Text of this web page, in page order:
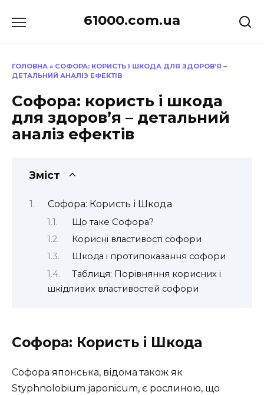
до
61000.com.ua
ГОЛОВНА » СОФОРА: КОРИСТЬ І ШКОДА ДЛЯ ЗДОРОВ’Я –
ДЕТАЛЬНИЙ АНАЛІЗ ЕФЕКТІВ
Софора: користь і шкода
для здоров’я – детальний
аналіз ефектів
Зміст
Софора: Користь і Шкода
Що таке Софора?
Корисні властивості софори
Шкода і протипоказання софори
Таблиця: Порівняння корисних і
шкідливих властивостей софори
Софора: Користь і Шкода
Софора японська, відома також як
Styphnolobium japonicum, є рослиною, що